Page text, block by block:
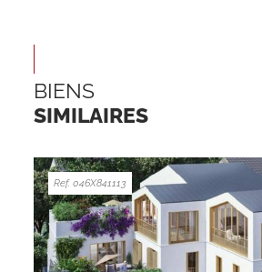
BIENS
SIMILAIRES
Ref. 046X841113